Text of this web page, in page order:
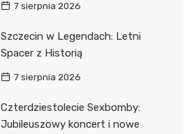
7 sierpnia 2026
Szczecin w Legendach: Letni
Spacer z Historią
7 sierpnia 2026
Czterdziestolecie Sexbomby:
Jubileuszowy koncert i nowe